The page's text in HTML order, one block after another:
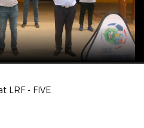
LRF - FIVE